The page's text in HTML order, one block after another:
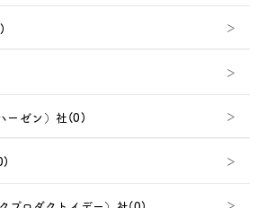
ーゼン）社(0)